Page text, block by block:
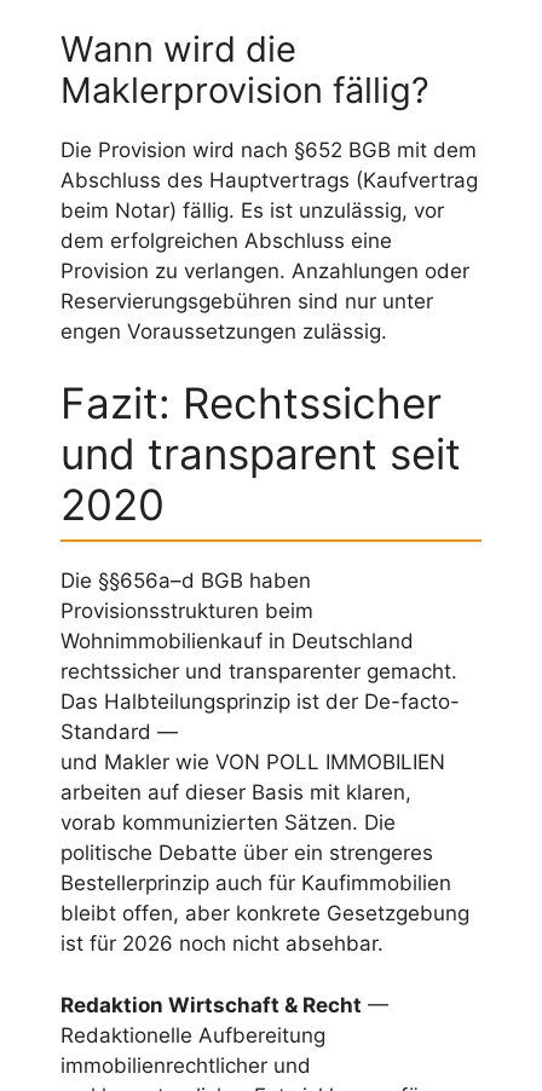
Wann wird die
Maklerprovision fällig?
Die Provision wird nach §652 BGB mit dem
Abschluss des Hauptvertrags (Kaufvertrag
beim Notar) fällig. Es ist unzulässig, vor
dem erfolgreichen Abschluss eine
Provision zu verlangen. Anzahlungen oder
Reservierungsgebühren sind nur unter
engen Voraussetzungen zulässig.
Fazit: Rechtssicher
und transparent seit
2020
Die §§656a–d BGB haben
Provisionsstrukturen beim
Wohnimmobilienkauf in Deutschland
rechtssicher und transparenter gemacht.
Das Halbteilungsprinzip ist der De-facto-
Standard —
und Makler wie VON POLL IMMOBILIEN
arbeiten auf dieser Basis mit klaren,
vorab kommunizierten Sätzen. Die
politische Debatte über ein strengeres
Bestellerprinzip auch für Kaufimmobilien
bleibt offen, aber konkrete Gesetzgebung
ist für 2026 noch nicht absehbar.
Redaktion Wirtschaft & Recht —
Redaktionelle Aufbereitung
immobilienrechtlicher und